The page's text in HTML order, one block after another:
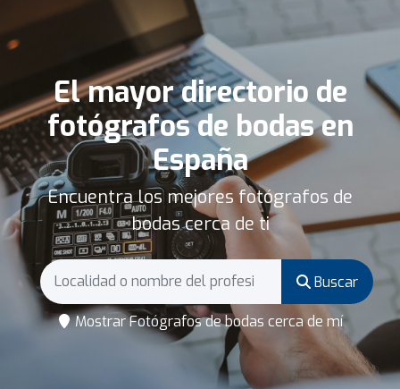
El mayor directorio de
fotógrafos de bodas en
España
Encuentra los mejores fotógrafos de
bodas cerca de ti
Buscar
Mostrar Fotógrafos de bodas cerca de mí